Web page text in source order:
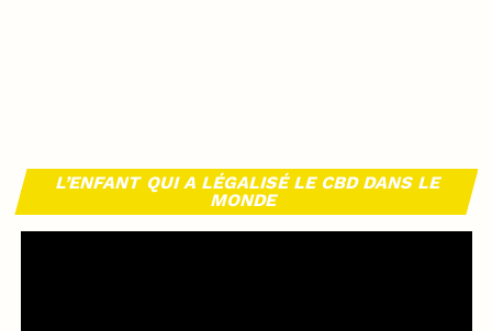
L’ENFANT QUI A LÉGALISÉ LE CBD DANS LE
MONDE